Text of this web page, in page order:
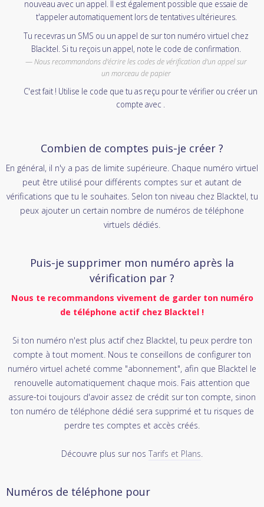
nouveau avec un appel. Il est également possible que essaie de
t'appeler automatiquement lors de tentatives ultérieures.
Tu recevras un SMS ou un appel de sur ton numéro virtuel chez
Blacktel. Si tu reçois un appel, note le code de confirmation.
Nous recommandons d'écrire les codes de vérification d'un appel sur
un morceau de papier
C'est fait ! Utilise le code que tu as reçu pour te vérifier ou créer un
compte avec .
Combien de comptes puis-je créer ?
En général, il n'y a pas de limite supérieure. Chaque numéro virtuel
peut être utilisé pour différents comptes sur et autant de
vérifications que tu le souhaites. Selon ton niveau chez Blacktel, tu
peux ajouter un certain nombre de numéros de téléphone
virtuels dédiés.
Puis-je supprimer mon numéro après la
vérification par ?
Nous te recommandons vivement de garder ton numéro
de téléphone actif chez Blacktel !
Si ton numéro n'est plus actif chez Blacktel, tu peux perdre ton
compte à tout moment. Nous te conseillons de configurer ton
numéro virtuel acheté comme "abonnement", afin que Blacktel le
renouvelle automatiquement chaque mois. Fais attention que
assure-toi toujours d'avoir assez de crédit sur ton compte, sinon
ton numéro de téléphone dédié sera supprimé et tu risques de
perdre tes comptes et accès créés.
Découvre plus sur nos Tarifs et Plans.
Numéros de téléphone pour